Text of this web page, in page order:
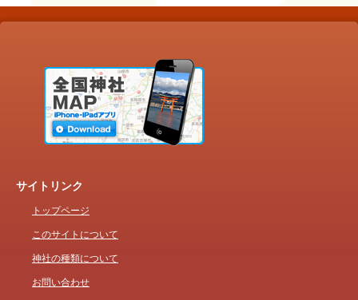
サイトリンク
トップページ
このサイトについて
神社の種類について
お問い合わせ